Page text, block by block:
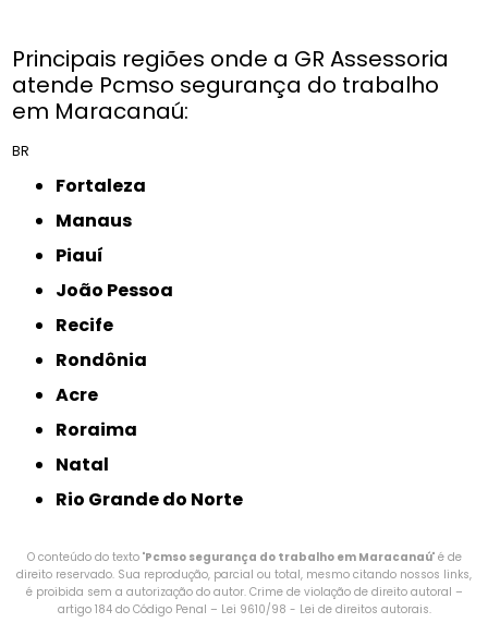
Principais regiões onde a GR Assessoria
atende Pcmso segurança do trabalho
em Maracanaú:
BR
Fortaleza
Manaus
Piauí
João Pessoa
Recife
Rondônia
Acre
Roraima
Natal
Rio Grande do Norte
O conteúdo do texto "Pcmso segurança do trabalho em Maracanaú" é de
direito reservado. Sua reprodução, parcial ou total, mesmo citando nossos links,
é proibida sem a autorização do autor. Crime de violação de direito autoral –
artigo 184 do Código Penal – Lei 9610/98 - Lei de direitos autorais.